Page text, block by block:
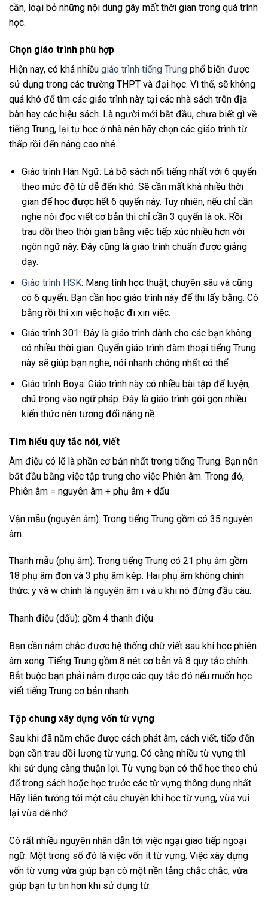
cần, loại bỏ những nội dung gây mất thời gian trong quá trình
học.
Chọn giáo trình phù hợp
Hiện nay, có khá nhiều giáo trình tiếng Trung phổ biến được
sử dụng trong các trường THPT và đại học. Vì thế, sẽ không
quá khó để tìm các giáo trình này tại các nhà sách trên địa
bàn hay các hiệu sách. Là người mới bắt đầu, chưa biết gì về
tiếng Trung, lại tự học ở nhà nên hãy chọn các giáo trình từ
thấp rồi đến nâng cao nhé.
Giáo trình Hán Ngữ: Là bộ sách nổi tiếng nhất với 6 quyển
theo mức độ từ dễ đến khó. Sẽ cần mất khá nhiều thời
gian để học được hết 6 quyển này. Tuy nhiên, nếu chỉ cần
nghe nói đọc viết cơ bản thì chỉ cần 3 quyển là ok. Rồi
trau dồi theo thời gian bằng việc tiếp xúc nhiều hơn với
ngôn ngữ này. Đây cũng là giáo trình chuẩn được giảng
dạy.
Giáo trình HSK: Mang tính học thuật, chuyên sâu và cũng
có 6 quyển. Bạn cần học giáo trình này để thi lấy bằng. Có
bằng rồi thì xin việc hoặc đi xin việc.
Giáo trình 301: Đây là giáo trình dành cho các bạn không
có nhiều thời gian. Quyển giáo trình đàm thoại tiếng Trung
này sẽ giúp bạn nghe, nói nhanh chóng nhất có thể.
Giáo trình Boya: Giáo trình này có nhiều bài tập để luyện,
chú trọng vào ngữ pháp. Đây là giáo trình gói gọn nhiều
kiến thức nên tương đối nặng nề.
Tìm hiểu quy tắc nói, viết
Âm điệu có lẽ là phần cơ bản nhất trong tiếng Trung. Bạn nên
bắt đầu bằng việc tập trung cho việc Phiên âm. Trong đó,
Phiên âm = nguyên âm + phụ âm + dấu
Vận mẫu (nguyên âm): Trong tiếng Trung gồm có 35 nguyên
âm.
Thanh mẫu (phụ âm): Trong tiếng Trung có 21 phụ âm gồm
18 phụ âm đơn và 3 phụ âm kép. Hai phụ âm không chính
thức: y và w chính là nguyên âm i và u khi nó đừng đầu câu.
Thanh điệu (dấu): gồm 4 thanh điệu
Bạn cần nắm chắc được hệ thống chữ viết sau khi học phiên
âm xong. Tiếng Trung gồm 8 nét cơ bản và 8 quy tắc chính.
Bắt buộc bạn phải nắm được các quy tắc đó nếu muốn học
viết tiếng Trung cơ bản nhanh.
Tập chung xây dựng vốn từ vựng
Sau khi đã nắm chắc được cách phát âm, cách viết, tiếp đến
bạn cần trau dồi lượng từ vựng. Có càng nhiều từ vựng thì
khi sử dụng càng thuận lợi. Từ vựng bạn có thể học theo chủ
để trong sách hoặc học trước các từ vựng thông dụng nhất.
Hãy liên tưởng tới một câu chuyện khi học từ vựng, vừa vui
lại vừa dễ nhớ.
Có rất nhiều nguyên nhân dẫn tới việc ngại giao tiếp ngoại
ngữ. Một trong số đó là việc vốn ít từ vựng. Việc xây dựng
vốn từ vựng vừa giúp bạn có một nền tảng chắc chắc, vừa
giúp bạn tự tin hơn khi sử dụng từ.